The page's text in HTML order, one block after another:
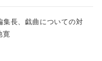
集長、戯曲についての対
寛